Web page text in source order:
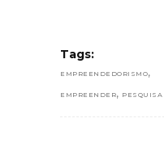
Tags:
EMPREENDEDORISMO,
EMPREENDER, PESQUISA